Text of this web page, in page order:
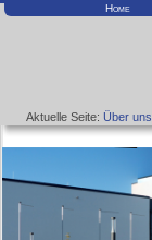
Home
Aktuelle Seite:Über uns